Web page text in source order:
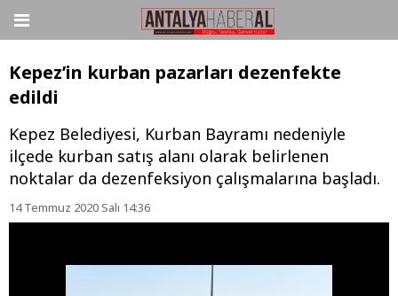
Kepez’in kurban pazarları dezenfekte
edildi
Kepez Belediyesi, Kurban Bayramı nedeniyle
ilçede kurban satış alanı olarak belirlenen
noktalar da dezenfeksiyon çalışmalarına başladı.
14 Temmuz 2020 Salı 14:36